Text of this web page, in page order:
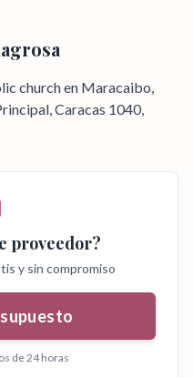
church en Maracaibo,
Caracas 1040,
proveedor?
y sin compromiso
de 24 horas